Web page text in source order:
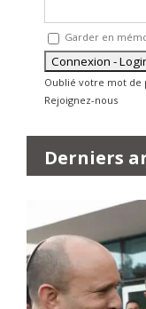
Garder en
Oublié votre mot de
Rejoignez-nous
Derniers